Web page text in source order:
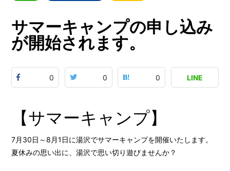
サマーキャンプの申し込み
が開始されます。
0 0 0 LINE
【サマーキャンプ】
7月30日～8月1日に湯沢でサマーキャンプを開催いたします。
夏休みの思い出に、湯沢で思い切り遊びませんか？